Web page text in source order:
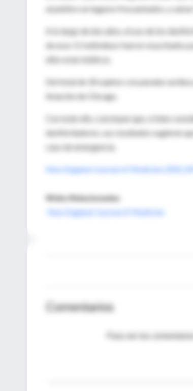
al público en lugares frecuentados, y
A lo largo de dos años, el uso de los
de esos 11 individuos fueron resucitados
ellos eran médicos.
Del total de 18 sujetos con parada
Aviación de Chicago.
Con todo ello, concluyen que, si bien
desfibriladores, sus resultados sugieren
caso de emergencia.
New England Journal of Medicine
Webs Relacionadas
New England Journal of Medicine
Comentarios
Para ver los